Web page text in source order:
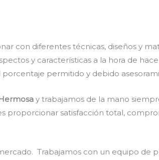
con diferentes técnicas, diseños y
y características a la hora de
permitido y debido
y trabajamos de la mano
proporcionar satisfacción total,
Trabajamos con un equipo de